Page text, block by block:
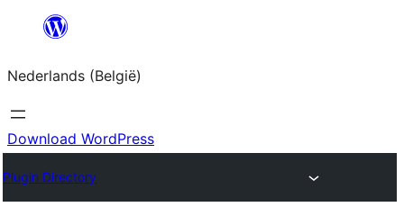
Spring
de
inhoud
Nederlands (België)
Download WordPress
Plugin Directory